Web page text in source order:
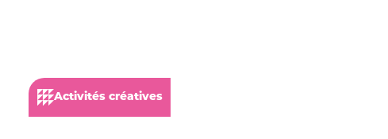
Activités créatives